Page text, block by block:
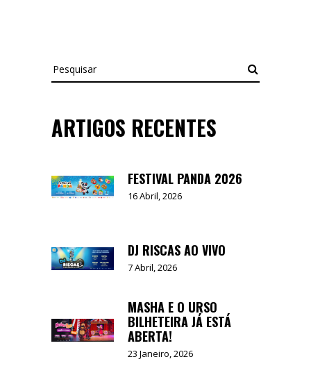
Pesquisar
ARTIGOS RECENTES
FESTIVAL PANDA 2026
16 Abril, 2026
DJ RISCAS AO VIVO
7 Abril, 2026
MASHA E O URSO
BILHETEIRA JÁ ESTÁ
ABERTA!
23 Janeiro, 2026